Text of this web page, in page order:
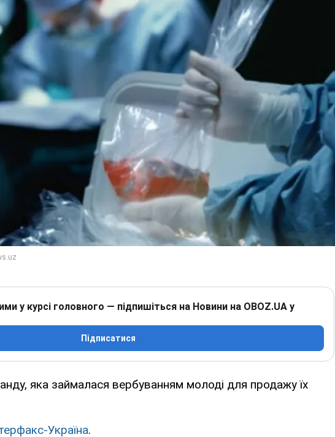
у курсі головного — підпишіться на Новини на OBOZ.UA у
Підписатися
яка займалася вербуванням молоді для продажу їх
Україна.